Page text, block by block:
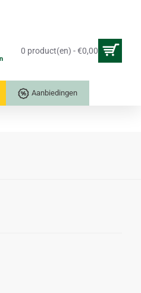
0 product(en) - €0,00
Aanbiedingen